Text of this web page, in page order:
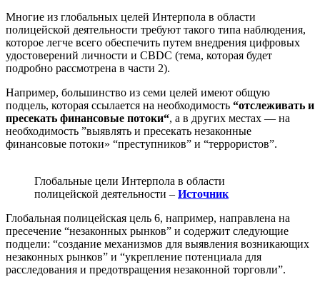
Многие из глобальных целей Интерпола в области
полицейской деятельности требуют такого типа наблюдения,
которое легче всего обеспечить путем внедрения цифровых
удостоверений личности и CBDC (тема, которая будет
подробно рассмотрена в части 2).
Например, большинство из семи целей имеют общую
подцель, которая ссылается на необходимость “отслеживать и
пресекать финансовые потоки“, а в других местах — на
необходимость ”выявлять и пресекать незаконные
финансовые потоки» “преступников” и “террористов”.
Глобальные цели Интерпола в области
полицейской деятельности – Источник
Глобальная полицейская цель 6, например, направлена на
пресечение “незаконных рынков” и содержит следующие
подцели: “создание механизмов для выявления возникающих
незаконных рынков” и “укрепление потенциала для
расследования и предотвращения незаконной торговли”.